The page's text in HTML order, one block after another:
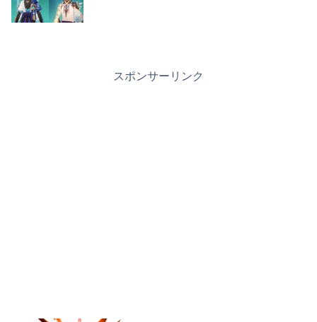
スポンサーリンク